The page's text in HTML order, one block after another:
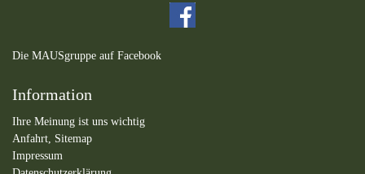
Die MAUSgruppe auf Facebook
Information
Ihre Meinung ist uns wichtig
Anfahrt, Sitemap
Impressum